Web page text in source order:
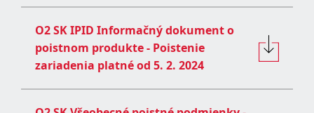
O2 SK IPID Informačný dokument o
poistnom produkte - Poistenie
zariadenia platné od 5. 2. 2024